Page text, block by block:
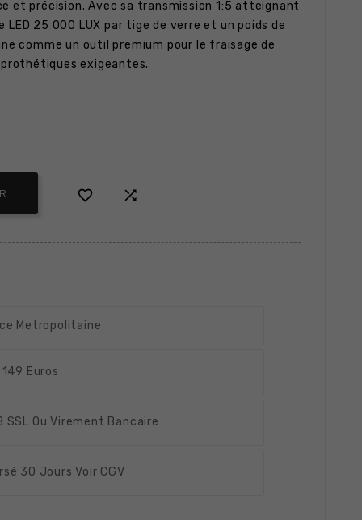
et précision. Avec sa transmission 1:5 atteignant
25 000 LUX par tige de verre et un poids de
comme un outil premium pour le fraisage de
exigeantes.
 
Metropolitaine
Euros
SSL Ou Virement Bancaire
30 Jours Voir CGV